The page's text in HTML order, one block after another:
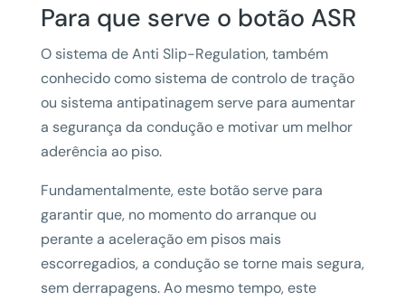
Para que serve o botão ASR
O sistema de Anti Slip-Regulation, também
conhecido como sistema de controlo de tração
ou sistema antipatinagem serve para aumentar
a segurança da condução e motivar um melhor
aderência ao piso.
Fundamentalmente, este botão serve para
garantir que, no momento do arranque ou
perante a aceleração em pisos mais
escorregadios, a condução se torne mais segura,
sem derrapagens. Ao mesmo tempo, este